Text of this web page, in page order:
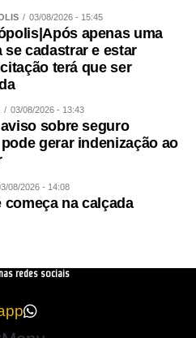
03/08/2026 - 15:45
apenas uma
se cadastrar e estar
terá que ser
03/08/2026 - 13:43
sobre seguro
gerar indenização ao
08/2026 - 14:08
começa na calçada
redes sociais